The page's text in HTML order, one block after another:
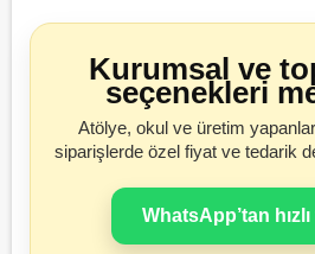
Kurumsal ve
seçenekleri
Atölye, okul ve üretim
siparişlerde özel fiyat ve tedarik
WhatsApp’tan